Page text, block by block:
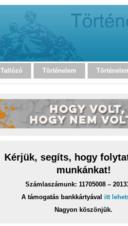
Tallózó Történelem
Kérjük, segíts, hogy
munkánkat!
Számlaszámunk: 11705008 –
A támogatás bankkártyával itt
Nagyon köszönjük.